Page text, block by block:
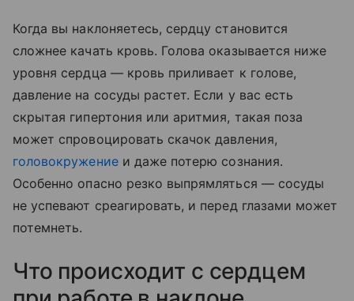
Когда вы наклоняетесь, сердцу становится
сложнее качать кровь. Голова оказывается ниже
уровня сердца — кровь приливает к голове,
давление на сосуды растет. Если у вас есть
скрытая гипертония или аритмия, такая поза
может спровоцировать скачок давления,
головокружениеи даже потерю сознания.
Особенно опасно резко выпрямляться — сосуды
не успевают среагировать, и перед глазами может
потемнеть.
Что происходит с сердцем